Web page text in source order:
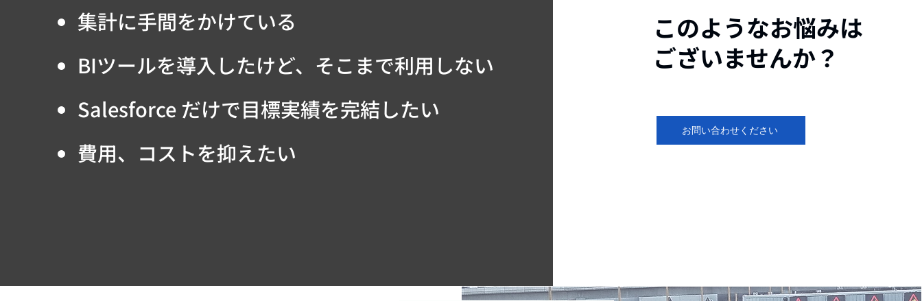
集計に手間をかけている
BIツールを導入したけど、そこまで利用しない
​Salesforce だけで目標実績を完結したい
​費用、コストを抑えたい
​このようなお悩みは
ございませんか？
お問い合わせください